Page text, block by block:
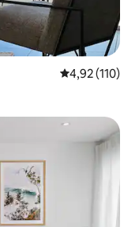
Prosječna
4,92 (110)